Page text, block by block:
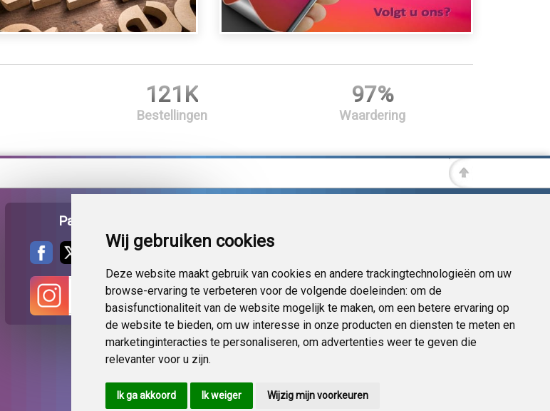
Wij gebruiken cookies
Deze website maakt gebruik van cookies en andere trackingtechnologieën om uw
browse-ervaring te verbeteren voor de volgende doeleinden: om de
basisfunctionaliteit van de website mogelijk te maken, om een betere ervaring op
de website te bieden, om uw interesse in onze producten en diensten te meten en
marketinginteracties te personaliseren, om advertenties weer te geven die
relevanter voor u zijn.
Ik ga akkoord Ik weiger Wijzig mijn voorkeuren
121K
Bestellingen
97%
Waardering
Pagina delen